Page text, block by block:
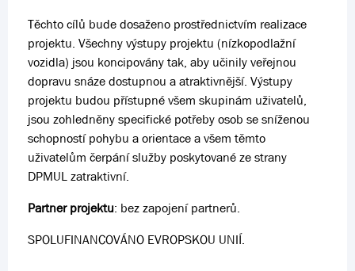
Těchto cílů bude dosaženo prostřednictvím realizace
projektu. Všechny výstupy projektu (nízkopodlažní
vozidla) jsou koncipovány tak, aby učinily veřejnou
dopravu snáze dostupnou a atraktivnější. Výstupy
projektu budou přístupné všem skupinám uživatelů,
jsou zohledněny specifické potřeby osob se sníženou
schopností pohybu a orientace a všem těmto
uživatelům čerpání služby poskytované ze strany
DPMUL zatraktivní.
Partner projektu: bez zapojení partnerů.
SPOLUFINANCOVÁNO EVROPSKOU UNIÍ.